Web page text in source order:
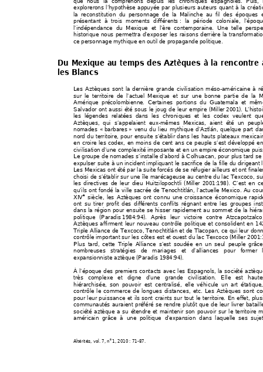
Altérités, vol. 7, no 1, 2010 : 71-87.
explorerons l’hypothèse appuyée par plusieurs auteurs quant à la
la reconstitution du personnage de la Malinche au fil des époques
présentant à trois moments différents : la période coloniale, l’époq
l’indépendance du Mexique et l’ère contemporaine. Une telle
historique nous permettra d’exposer les raisons derrière la transfo
ce personnage mythique en outil de propagande politique.
Du Mexique au temps des Aztèques à la
les Blancs
Les Aztèques sont la dernière grande civilisation méso-américaine à
sur le territoire de l’actuel Mexique et sur une bonne partie de la
Amérique précolombienne. Certaines portions du Guatemala et
Salvador ont aussi été sous le joug de leur empire (Miller 2001).
les légendes relatées dans les chroniques et les codex veulent
Aztèques, qui s’appelaient eux-mêmes Mexicas, aient été un
nomades « barbares » venu du lieu mythique d’Aztlán, quelque part
nord du territoire, pour ensuite s’établir dans les hauts plateaux
en croire les codex, en moins de cent ans ce peuple s’est développé
civilisation d’une complexité imposante et en un empire économique
Le groupe de nomades s’installe d’abord à Colhuacan, pour plus tard
expulser suite à un incident impliquant le sacrifice de la fille du dirigeant
Les Mexicas ont été par la suite forcés de se réfugier ailleurs et ont
choisi de s’établir sur une île marécageuse au centre du lac Texcoco,
les directives de leur dieu Huitzilopochtli (Miller 2001:198). C’est en
qu’ils ont fondé la ville sacrée de Tenochtitlán, l’actuelle Mexico. Au
XIVe siècle, les Aztèques ont connu une croissance économique
ont su tirer profit des différents conflits régnant entre les groupes
dans la région pour ensuite se hisser rapidement au sommet de la
politique (Paradis 1984:94). Après leur victoire contre
Aztèques affirment leur nouveau contrôle politique et consolident en
Triple Alliance de Texcoco, Tenochtitlán et de Tlacopan, ce qui leur
contrôle important sur les côtes est et ouest du lac Texcoco (Miller
Plus tard, cette Triple Alliance s’est soudée en un seul peuple
nombreuses stratégies de mariages et d’alliances pour former
expansionniste aztèque (Paradis 1984:94).
À l’époque des premiers contacts avec les Espagnols, la société aztè
très complexe et digne d’une grande civilisation. Elle est
hiérarchisée, son pouvoir est centralisé, elle véhicule un art ét
contrôle le commerce de longues distances, etc. Les Aztèques sont
pour leur puissance et ils sont craints sur tout le territoire. En effet,
communautés auraient préféré se rendre plutôt que de leur livrer
société aztèque a su étendre et maintenir son pouvoir sur le territoire
américain grâce à une politique d’expansion dans laquelle ses